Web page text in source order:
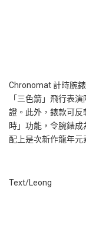
Chronomat 計時腕
「三色箭」飛行表
證。此外，錶款可
時」功能，令腕錶
配上是次新作龍年元
Text/Leong